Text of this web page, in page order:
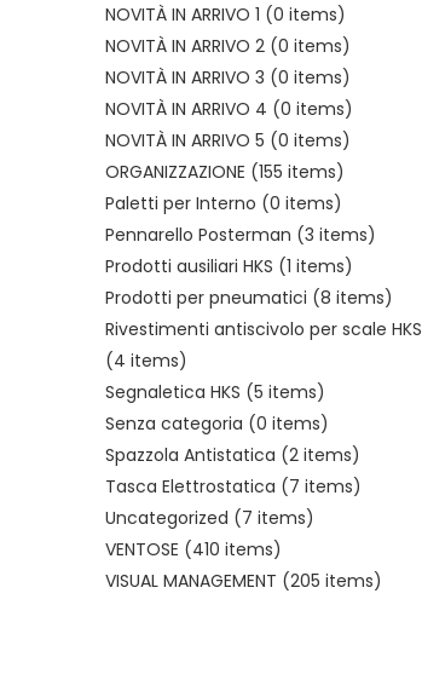
NOVITÀ IN ARRIVO 1 (0 items)
NOVITÀ IN ARRIVO 2 (0 items)
NOVITÀ IN ARRIVO 3 (0 items)
NOVITÀ IN ARRIVO 4 (0 items)
NOVITÀ IN ARRIVO 5 (0 items)
ORGANIZZAZIONE (155 items)
Paletti per Interno (0 items)
Pennarello Posterman (3 items)
Prodotti ausiliari HKS (1 items)
Prodotti per pneumatici (8 items)
Rivestimenti antiscivolo per scale HKS
(4 items)
Segnaletica HKS (5 items)
Senza categoria (0 items)
Spazzola Antistatica (2 items)
Tasca Elettrostatica (7 items)
Uncategorized (7 items)
VENTOSE (410 items)
VISUAL MANAGEMENT (205 items)